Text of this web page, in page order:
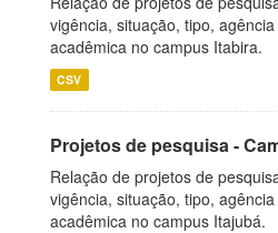
vigência, situação, tipo,
acadêmica no campus Itabira.
CSV
Projetos de pesquisa -
Relação de projetos de
vigência, situação, tipo,
acadêmica no campus Itajubá.